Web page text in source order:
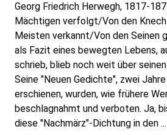
Georg Friedrich Herwegh, 1817-
Mächtigen verfolgt/Von den
Meisten verkannt/Von den Seinen
als Fazit eines bewegten Lebens,
schrieb, blieb noch weit über
Seine "Neuen Gedichte", zwei
erschienen, wurden, wie frühere
beschlagnahmt und verboten. Ja,
diese "Nachmärz"-Dichtung in den ...